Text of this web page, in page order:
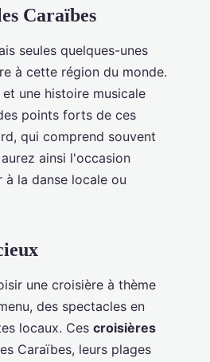
Caraïbes
seules quelques-unes
à cette région du monde.
une histoire musicale
points forts de ces
qui comprend souvent
ainsi l'occasion
la danse locale ou
une croisière à thème
des spectacles en
locaux. Ces croisières
Caraïbes, leurs plages